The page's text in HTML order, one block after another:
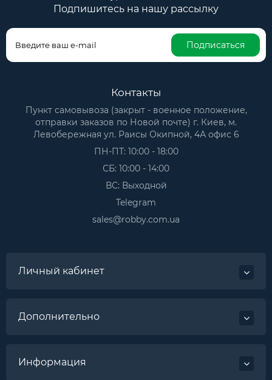
Подпишитесь на нашу рассылку
Подписаться
Контакты
Пункт самовывоза (закрыт - военное положение,
отправки заказов по Новой почте) г. Киев, м.
Левобережная ул. Раисы Окипной, 4А офис 6
ПН-ПТ: 10:00 - 18:00
СБ: 10:00 - 14:00
ВС: Выходной
Telegram
sales@robby.com.ua
Личный кабинет
Дополнительно
Информация